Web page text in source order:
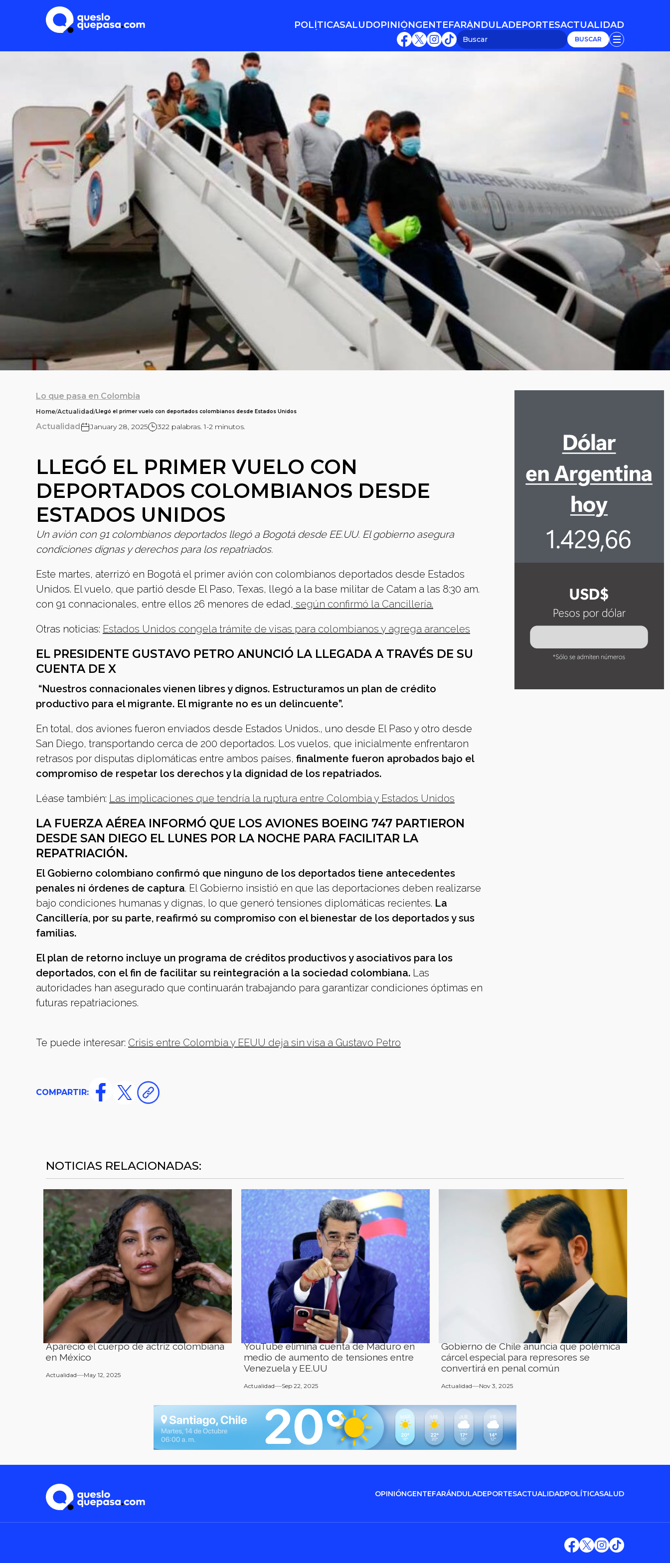
POLÍTICASALUDOPINIÓN
OPINIÓN
GENTE
GENTE
FARÁNDULA
FARÁNDULA
DEPORTESACTUALIDAD
ACTUALIDAD
Lo que pasa en Colombia
Home/Actualidad/Llegó el primer vuelo con deportados colombianos desde Estados Unidos
Actualidad January 28, 2025 322 palabras. 1-2 minutos.
LLEGÓ EL PRIMER VUELO CON
DEPORTADOS COLOMBIANOS DESDE
ESTADOS UNIDOS
Un avión con 91 colombianos deportados llegó a Bogotá desde EE.UU. El gobierno asegura
condiciones dignas y derechos para los repatriados.
Este martes, aterrizó en Bogotá el primer avión con colombianos deportados desde Estados
Unidos. El vuelo, que partió desde El Paso, Texas, llegó a la base militar de Catam a las 8:30 am.
con 91 connacionales, entre ellos 26 menores de edad, según confirmó la Cancillería.
Otras noticias: Estados Unidos congela trámite de visas para colombianos y agrega aranceles
EL PRESIDENTE GUSTAVO PETRO ANUNCIÓ LA LLEGADA A TRAVÉS DE SU
CUENTA DE X
“Nuestros connacionales vienen libres y dignos. Estructuramos un plan de crédito
productivo para el migrante. El migrante no es un delincuente”.
En total, dos aviones fueron enviados desde Estados Unidos., uno desde El Paso y otro desde
San Diego, transportando cerca de 200 deportados. Los vuelos, que inicialmente enfrentaron
retrasos por disputas diplomáticas entre ambos países, finalmente fueron aprobados bajo el
compromiso de respetar los derechos y la dignidad de los repatriados.
Léase también: Las implicaciones que tendría la ruptura entre Colombia y Estados Unidos
LA FUERZA AÉREA INFORMÓ QUE LOS AVIONES BOEING 747 PARTIERON
DESDE SAN DIEGO EL LUNES POR LA NOCHE PARA FACILITAR LA
REPATRIACIÓN.
El Gobierno colombiano confirmó que ninguno de los deportados tiene antecedentes
penales ni órdenes de captura. El Gobierno insistió en que las deportaciones deben realizarse
bajo condiciones humanas y dignas, lo que generó tensiones diplomáticas recientes. La
Cancillería, por su parte, reafirmó su compromiso con el bienestar de los deportados y sus
familias.
El plan de retorno incluye un programa de créditos productivos y asociativos para los
deportados, con el fin de facilitar su reintegración a la sociedad colombiana. Las
autoridades han asegurado que continuarán trabajando para garantizar condiciones óptimas en
futuras repatriaciones.
Te puede interesar: Crisis entre Colombia y EEUU deja sin visa a Gustavo Petro
COMPARTIR:
NOTICIAS RELACIONADAS:
Apareció el cuerpo de actriz colombiana
en México
Actualidad May 12, 2025
YouTube elimina cuenta de Maduro en
medio de aumento de tensiones entre
Venezuela y EE.UU
Actualidad Sep 22, 2025
Gobierno de Chile anuncia que polémica
cárcel especial para represores se
convertirá en penal común
Actualidad Nov 3, 2025
OPINIÓNGENTEFARÁNDULADEPORTESACTUALIDADPOLÍTICASALUD